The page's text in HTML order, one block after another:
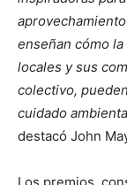
enseñan cómo
locales y sus
colectivo,
cuidado
destacó John